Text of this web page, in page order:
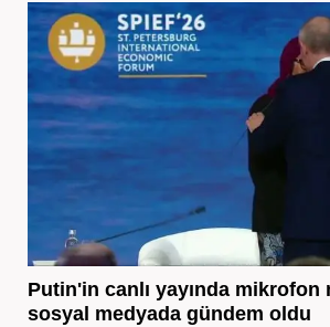
Putin'in canlı yayında mikrofon
sosyal medyada gündem oldu